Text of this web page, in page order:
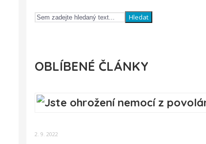
Hledat
OBLÍBENÉ ČLÁNKY
2. 9. 2022